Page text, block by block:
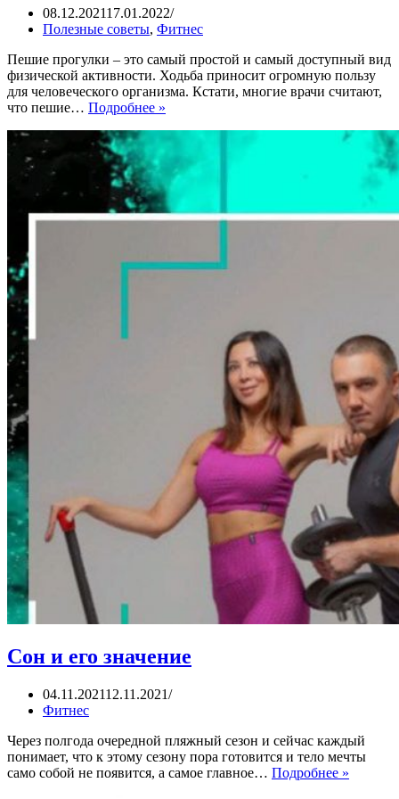
08.12.202117.01.2022
Полезные советы, Фитнес
Пешие прогулки – это самый простой и самый доступный вид
физической активности. Ходьба приносит огромную пользу
для человеческого организма. Кстати, многие врачи считают,
что пешие… Подробнее »
Сон и его значение
04.11.202112.11.2021
Фитнес
Через полгода очередной пляжный сезон и сейчас каждый
понимает, что к этому сезону пора готовится и тело мечты
само собой не появится, а самое главное… Подробнее »